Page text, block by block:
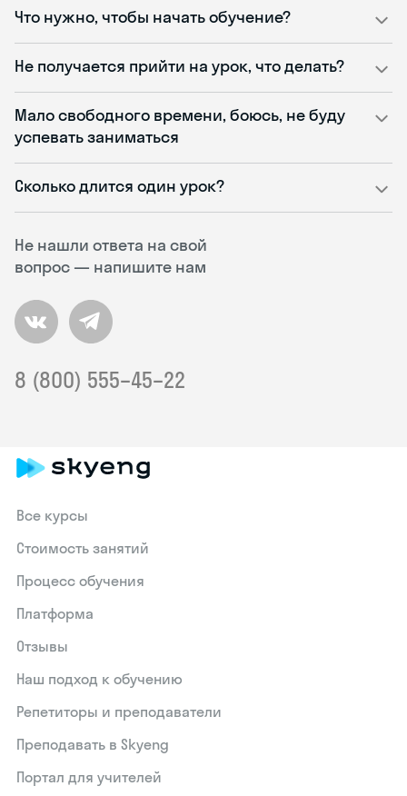
Не нашли ответа на свой
вопрос — напишите нам
8 (800) 555–45–22
Что нужно, чтобы начать обучение?
Не получается прийти на урок, что делать?
Мало свободного времени, боюсь, не буду
успевать заниматься
Сколько длится один урок?
Все курсы
Стоимость занятий
Процесс обучения
Платформа
Отзывы
Наш подход к обучению
Репетиторы и преподаватели
Преподавать в Skyeng
Портал для учителей